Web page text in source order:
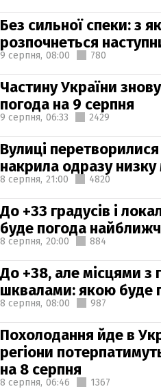
Без сильної спеки: з
розпочнеться
9 серпня, 08:00 780
Частину України
погода на 9 серпня
9 серпня, 06:33 2429
Вулиці
накрила одразу низку
8 серпня, 21:00 4820
До +33 градусів і
буде погода
8 серпня, 20:00 884
До +38, але місцями з
шквалами: якою буде
8 серпня, 08:00 987
Похолодання йде в
регіони
на 8 серпня
8 серпня, 06:46 1367